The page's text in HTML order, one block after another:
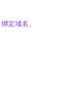
绑定域名 。